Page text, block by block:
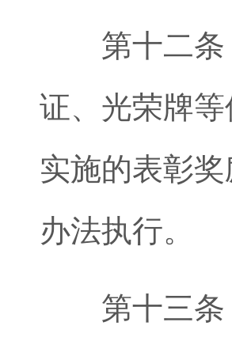
第十二条
证、光荣牌
实施的表彰
办法执行。
第十三条